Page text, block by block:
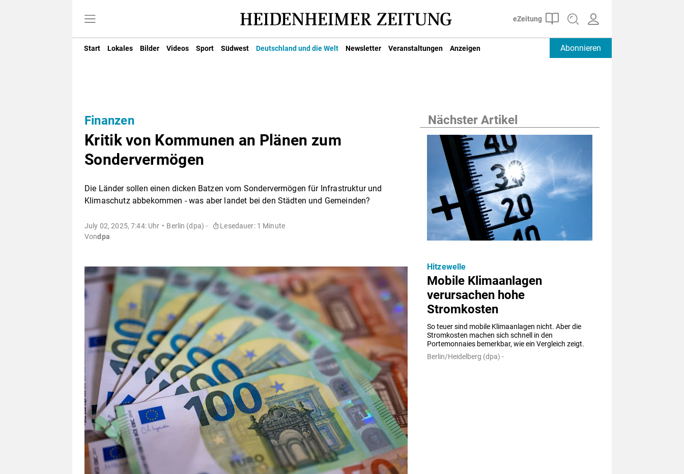
Start Lokales Bilder Videos Sport Südwest Deutschland und die Welt Newsletter Veranstaltungen Anzeigen Abonnieren
Finanzen
Kritik von Kommunen an Plänen zum
Sondervermögen
Die Länder sollen einen dicken Batzen vom Sondervermögen für Infrastruktur und
Klimaschutz abbekommen - was aber landet bei den Städten und Gemeinden?
July 02, 2025, 7:44: Uhr Berlin (dpa) -
Lesedauer: 1 Minute
Vondpa
Nächster Artikel
Mobile Klimaanlagen
verursachen hohe
Stromkosten
So teuer sind mobile Klimaanlagen nicht. Aber die
Stromkosten machen sich schnell in den
Portemonnaies bemerkbar, wie ein Vergleich zeigt.
Hitzewelle
Berlin/Heidelberg (dpa) -